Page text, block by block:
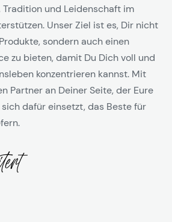
und Leidenschaft im
Unser Ziel ist es, Dir nicht
sondern auch einen
zu bieten, damit Du Dich voll und
konzentrieren kannst. Mit
Partner an Deiner Seite, der Eure
dafür einsetzt, das Beste für